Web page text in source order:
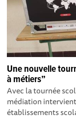
Une nouvelle
à métiers”
Avec la tournée
médiation
établissements